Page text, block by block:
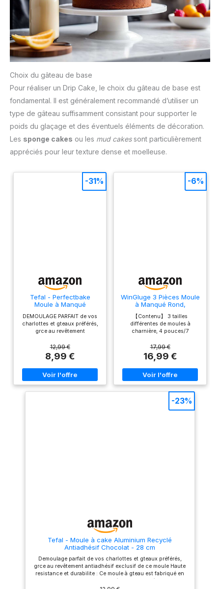
Choix du gâteau de base
Pour réaliser un Drip Cake, le choix du gâteau de base est
fondamental. Il est généralement recommandé d’utiliser un
type de gâteau suffisamment consistant pour supporter le
poids du glaçage et des éventuels éléments de décoration.
Les sponge cakes ou les mud cakessont particulièrement
appréciés pour leur texture dense et moelleuse.
Tefal - Perfectbake
Moule à Manqué
- 26cm
DEMOULAGE PARFAIT de vos
charlottes et gteaux préférés,
grce au revêtement
moule HAUTE RESISTANCE ET
DURABILITE : ce moule à gteau
est fabriqué en aluminium 100
percent recyclé, 2 fois plus
résistant que l'aluminium
classique DES RESULTATS DE
stricts que ceux exigés par la
réglementation en vigueur sur
le contact alimentaire. Sans
plomb ni cadmium signifie
de plomb et cadmium dans les
revêtements. Pas de migration
à une concentration de 0,005
12,99 €
8,99 €
-31%
WinGluge 3 Pièces Moule
à Manqué Rond,
12/18/22cm Moule à
Gàteau Rond, Ensemble
Antiadhésif Moules à
Charnière en Acier
Amovible, pour Gâteaux
au Fromage Pizzas
Quiches
【Contenu】 3 tailles
différentes de moules à
charnière, 4 pouces/7
peuvent être empilées les unes
sur les autres, vous pouvez
également faire des gâteaux
de différentes tailles ou
différentes couches selon vos
besoins. 【Haute qualité】
de haute qualité, haute
résistance, bonne
conductivité thermique,
gâteau et la nourriture
délicieuse. 【Facile à utiliser】
Le moule à ressort a un fond
de dégagement rapide pour
éviter les fuites et l'étanchéité.
Il est facile de retirer le gâteau
17,99 €
16,99 €
-6%
Tefal - Moule à cake Aluminium Recyclé
Antiadhésif Chocolat - 28 cm
Demoulage parfait de vos charlottes et gteaux préférés,
grce au revêtement antiadhésif exclusif de ce moule Haute
resistance et durabilite : Ce moule à gteau est fabriqué en
-23%